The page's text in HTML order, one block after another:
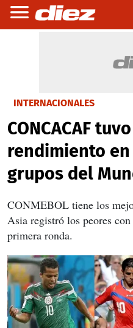
INTERNACIONALES
CONCACAF
rendimiento
grupos del
CONMEBOL tiene los
Asia registró los peores
primera ronda.